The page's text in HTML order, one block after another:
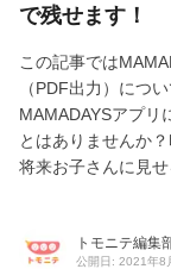
で残せます！
この記事では
（PDF出力）につ
MAMADAYSアプリ
とはありませんか
将来お子さんに見せ
トモニテ編集
公開日: 2021年8